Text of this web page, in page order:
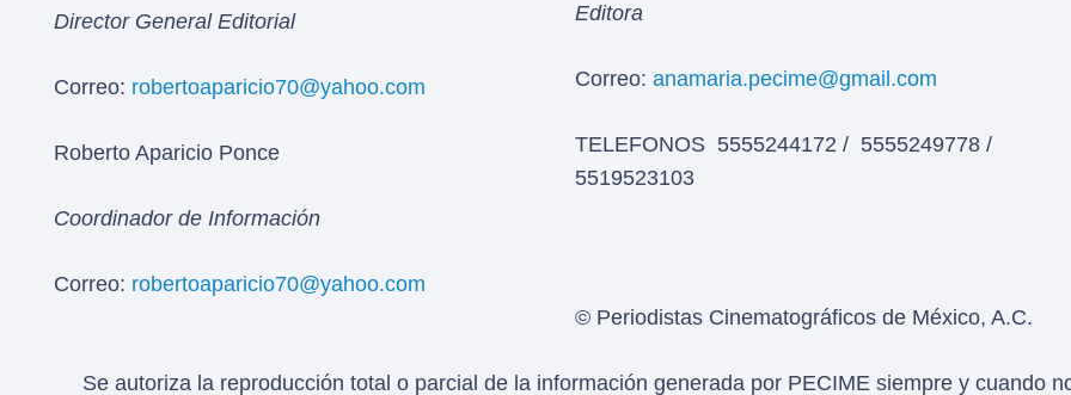
Director General Editorial
Correo: robertoaparicio70@yahoo.com
Roberto Aparicio Ponce
Coordinador de Información
Correo: robertoaparicio70@yahoo.com
Editora
Correo: anamaria.pecime@gmail.com
TELEFONOS 5555244172 / 5555249778 /
5519523103
© Periodistas Cinematográficos de México, A.C.
Se autoriza la reproducción total o parcial de la información generada por PECIME siempre y cuando